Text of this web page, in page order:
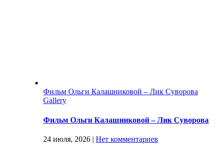
Фильм Ольги Калашниковой – Лик Суворова
Gallery
Фильм Ольги Калашниковой – Лик Суворова
24 июля, 2026 | Нет комментариев